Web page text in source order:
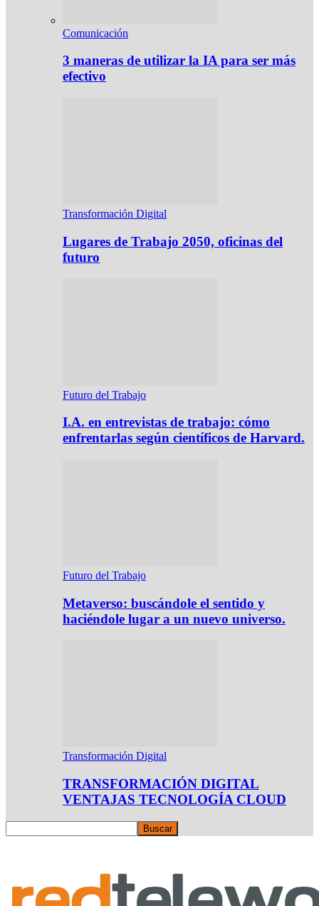
Comunicación
3 maneras de utilizar la IA para ser más
efectivo
Transformación Digital
Lugares de Trabajo 2050, oficinas del
futuro
Futuro del Trabajo
I.A. en entrevistas de trabajo: cómo
enfrentarlas según científicos de Harvard.
Futuro del Trabajo
Metaverso: buscándole el sentido y
haciéndole lugar a un nuevo universo.
Transformación Digital
TRANSFORMACIÓN DIGITAL
VENTAJAS TECNOLOGÍA CLOUD